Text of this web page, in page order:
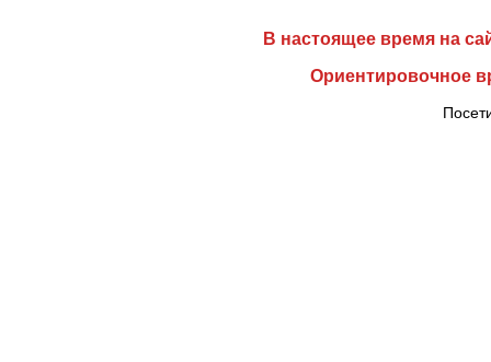
В настоящее время на
Ориентировочное